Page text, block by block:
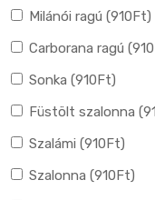
Milánói ragú (910Ft)
Carborana ragú (910
Sonka (910Ft)
Füstölt szalonna (
Szalámi (910Ft)
Szalonna (910Ft)